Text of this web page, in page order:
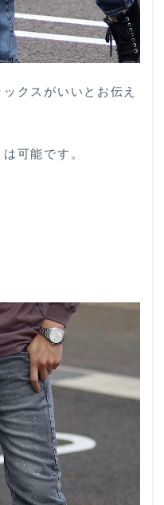
クスがいいとお伝え
可能です。